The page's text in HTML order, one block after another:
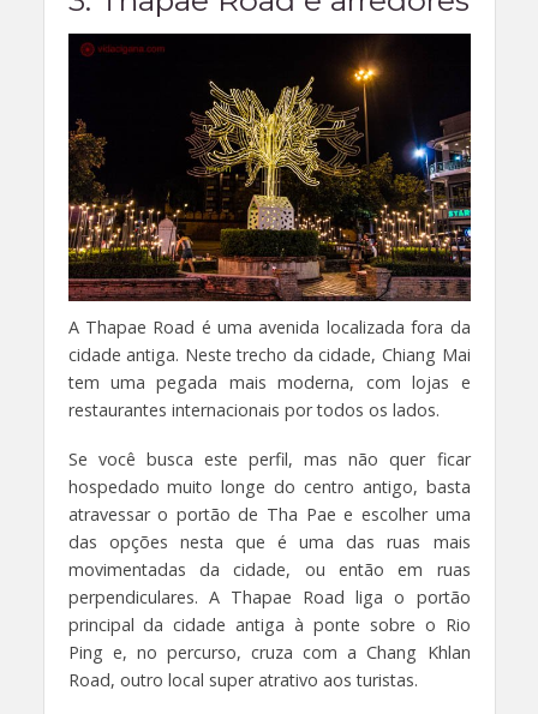
A Thapae Road é uma avenida localizada fora da
cidade antiga. Neste trecho da cidade, Chiang Mai
tem uma pegada mais moderna, com lojas e
restaurantes internacionais por todos os lados.
Se você busca este perfil, mas não quer ficar
hospedado muito longe do centro antigo, basta
atravessar o portão de Tha Pae e escolher uma
das opções nesta que é uma das ruas mais
movimentadas da cidade, ou então em ruas
perpendiculares. A Thapae Road liga o portão
principal da cidade antiga à ponte sobre o Rio
Ping e, no percurso, cruza com a Chang Khlan
Road, outro local super atrativo aos turistas.